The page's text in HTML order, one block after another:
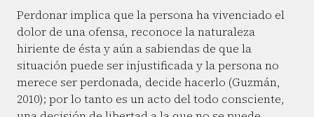
Perdonar implica que la persona ha vivenciado el
dolor de una ofensa, reconoce la naturaleza
hiriente de ésta y aún a sabiendas de que la
situación puede ser injustificada y la persona no
merece ser perdonada, decide hacerlo (Guzmán,
2010); por lo tanto es un acto del todo consciente,